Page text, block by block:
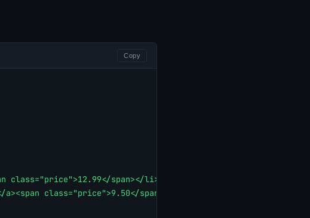
Copy
class="price">12.99</span></li>
class="price">9.50</span></li>